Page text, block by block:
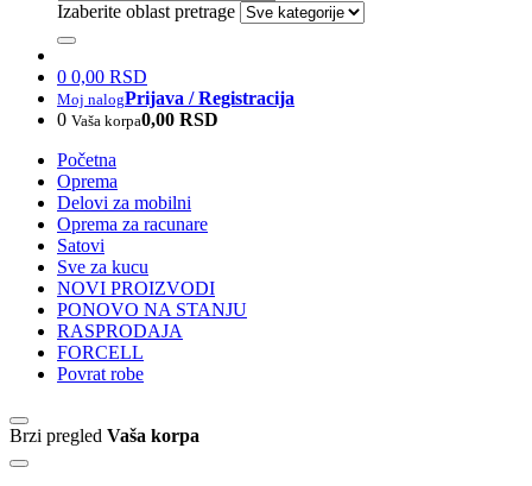
Izaberite oblast pretrage
0 0,00 RSD
Moj nalogPrijava / Registracija
0 Vaša korpa0,00 RSD
Početna
Oprema
Delovi za mobilni
Oprema za racunare
Satovi
Sve za kucu
NOVI PROIZVODI
PONOVO NA STANJU
RASPRODAJA
FORCELL
Povrat robe
Brzi pregled Vaša korpa